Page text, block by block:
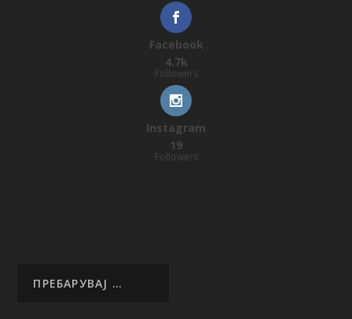
Facebook
4.7k
Followers
Instagram
19
Followers